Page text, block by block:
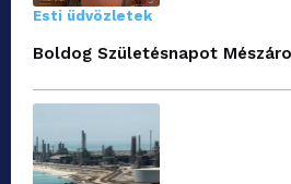
Esti üdvözletek
Boldog Születésnapot